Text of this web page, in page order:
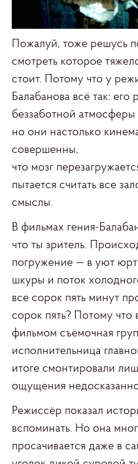
Пожалуй, тоже решусь
смотреть которое
стоит. Потому что у
Балабанова всё так: его
беззаботной
но они настолько
совершенны,
что мозг
пытается считать все
смыслы.
В фильмах гения-
что ты зритель.
погружение — в уют
шкуры и поток
все сорок пять минут
сорок пять? Потому что
фильмом съёмочная
исполнительница
итоге смонтировали
ощущения
Режиссёр показал
вспоминать. Но она
просачивается даже в